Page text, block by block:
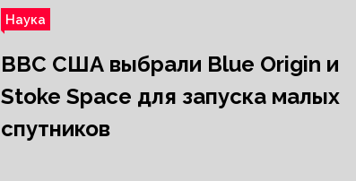
Наука
ВВС США выбрали Blue Origin и
Stoke Space для запуска малых
спутников